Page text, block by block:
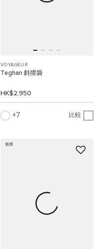
VOYAGEUR
Teghan 斜揹袋
HK$2,950
7 比較
新貨